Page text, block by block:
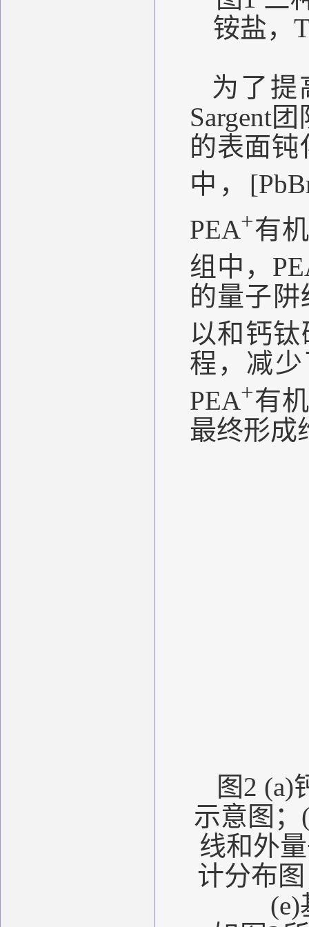
铵盐，
为了提
Sargent团
的表面
中，
PEA+有
组中，
的量子
以和钙
程，减
PEA+有
最终形成
图2 (a)
示意图；
线和外
计分布
(e)